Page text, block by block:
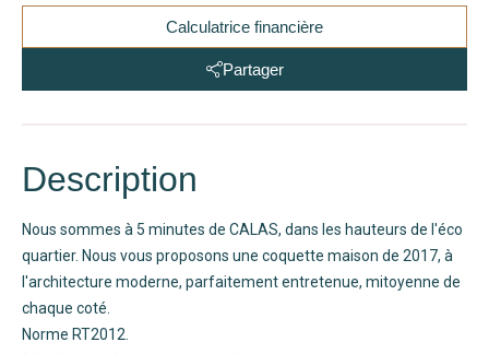
Calculatrice financière
Partager
Description
Nous sommes à 5 minutes de CALAS, dans les hauteurs de l'éco
quartier. Nous vous proposons une coquette maison de 2017, à
l'architecture moderne, parfaitement entretenue, mitoyenne de
chaque coté.
Norme RT2012.